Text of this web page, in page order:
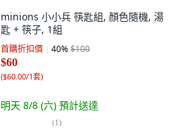
minions 小小兵 筷匙組, 顏色隨機, 湯
匙 + 筷子, 1組
首購折扣價 40%$100
$60
($60.00/1套)
明天 8/8 (六) 預計送達
(1)